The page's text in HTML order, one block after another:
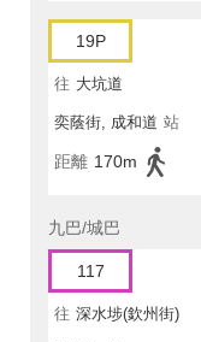
19P
往 大坑道
奕蔭街, 成和道 站
距離 170m
九巴/城巴
117
往 深水埗(欽州街)